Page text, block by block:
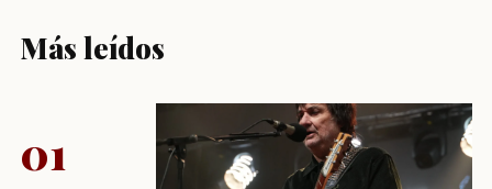
Más leídos
01